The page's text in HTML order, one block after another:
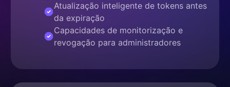
Atualização inteligente de tokens antes
da expiração
Capacidades de monitorização e
revogação para administradores